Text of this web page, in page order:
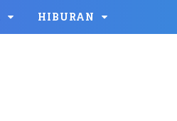
HIBURAN